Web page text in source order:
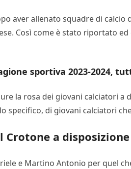
aver allenato squadre di
Così come è stato riportato
sportiva 2023-2024,
la rosa dei giovani calciatori
specifico, di giovani calciatori
Crotone a
e Martino Antonio per quel